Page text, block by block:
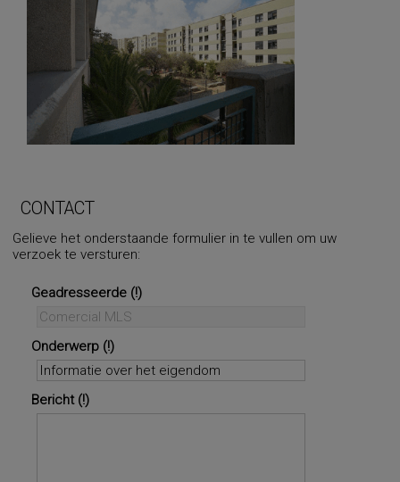
CONTACT
Gelieve het onderstaande formulier in te vullen om uw
verzoek te versturen:
Geadresseerde
Onderwerp
Bericht